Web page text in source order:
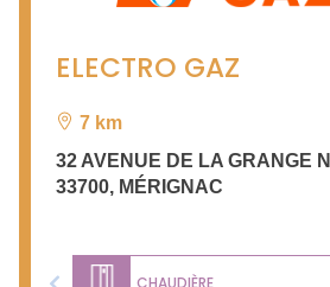
ELECTRO GAZ
7 km
32 AVENUE DE LA GRANGE
33700, MÉRIGNAC
CHAUDIÈRE